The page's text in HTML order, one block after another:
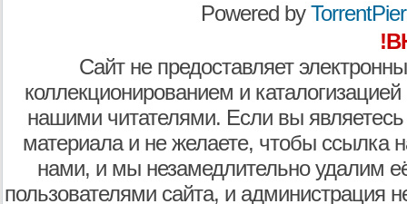
Powered by
Сайт не предоставляет
коллекционированием и
нашими читателями. Если вы являетесь
материала и не желаете, чтобы ссылка
нами, и мы незамедлительно удалим
пользователями сайта, и администрация